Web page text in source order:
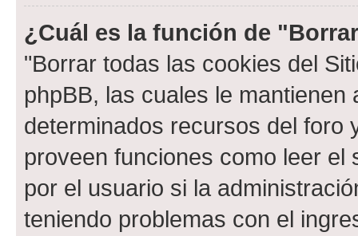
¿Cuál es la función de
"Borrar todas las cookies del
phpBB, las cuales le
determinados recursos del foro
proveen funciones como leer el
por el usuario si la
teniendo problemas con el